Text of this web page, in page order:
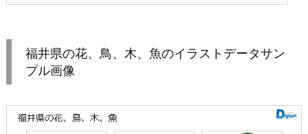
福井県の花、鳥、木、魚のイラストデータサン
プル画像